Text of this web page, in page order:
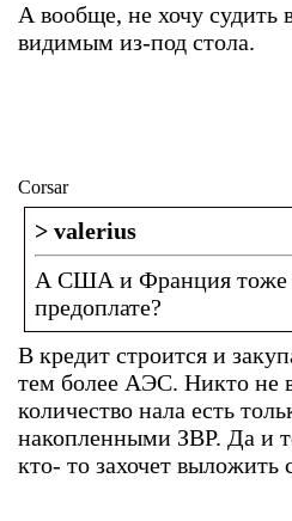
А вообще, не хочу
видимым из-под стола.
Corsar
> valerius
А США и Франция тоже
предоплате?
В кредит строится и
тем более АЭС. Никто не
количество нала есть
накопленными ЗВР. Да и
кто- то захочет выложить